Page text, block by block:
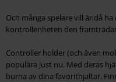
Och många spelare vill ändå
kontrollenheten den
Controller holder (och även
populära just nu. Med deras
burna av dina favorithjältar.